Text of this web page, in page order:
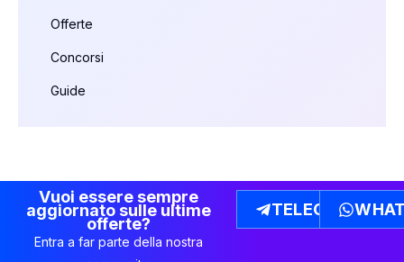
Offerte
Concorsi
Guide
Vuoi essere sempre
aggiornato sulle ultime
offerte?
Entra a far parte della nostra
TELEGRAM